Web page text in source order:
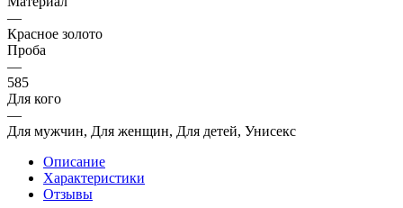
—
Красное золото
Проба
—
585
Для кого
—
Для мужчин, Для женщин, Для детей, Унисекс
Описание
Характеристики
Отзывы